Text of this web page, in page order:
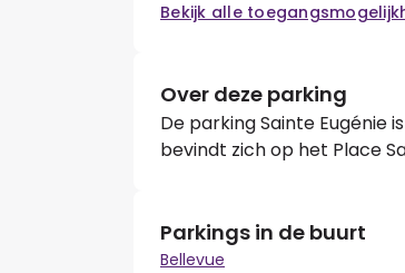
Bekijk alle
Over deze parking
De parking Sainte Eugénie
bevindt zich op het Place
Parkings in de buurt
Bellevue